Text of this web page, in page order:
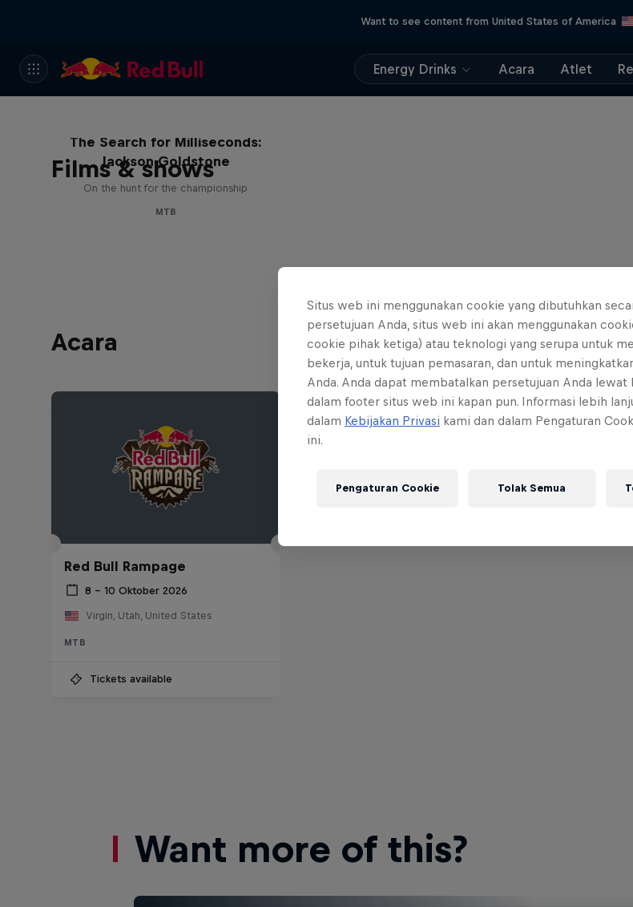
Want to see content from United States of America
Energy Drinks Acara Atlet
Films & shows
The Search for Milliseconds:
Jackson Goldstone
On the hunt for the championship
MTB
Acara
Red Bull Rampage
8 – 10 Oktober 2026
Virgin, Utah, United States
MTB
Tickets available
Want more of this?
Situs web ini menggunakan cookie yang dibutuhkan
persetujuan Anda, situs web ini akan menggunakan
cookie pihak ketiga) atau teknologi yang serupa untuk
bekerja, untuk tujuan pemasaran, dan untuk
Anda. Anda dapat membatalkan persetujuan Anda lewat
dalam footer situs web ini kapan pun. Informasi lebih
dalam Kebijakan Privasi kami dan dalam Pengaturan
ini.
Pengaturan Cookie Tolak Semua